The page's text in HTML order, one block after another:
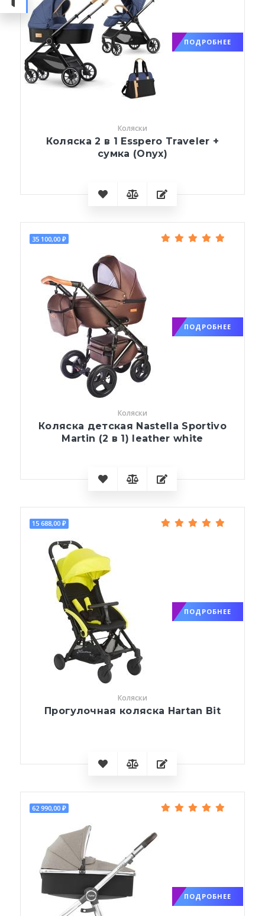
ПОДРОБНЕЕ
Коляски
Коляска 2 в 1 Esspero Traveler +
сумка (Onyx)
35 100,00 ₽
ПОДРОБНЕЕ
Коляски
Коляска детская Nastella Sportivo
Martin (2 в 1) leather white
15 688,00 ₽
ПОДРОБНЕЕ
Коляски
Прогулочная коляска Hartan Bit
62 990,00 ₽
ПОДРОБНЕЕ